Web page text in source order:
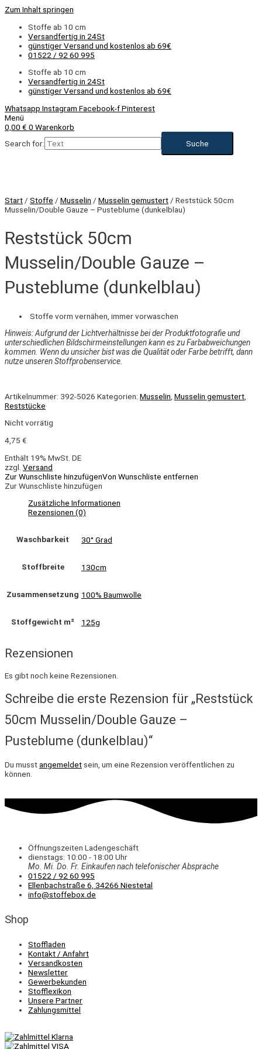
Zum Inhalt springen
Stoffe ab 10 cm
Versandfertig in 24St
günstiger Versand und kostenlos ab 69€
01522 / 92 60 995
Stoffe ab 10 cm
Versandfertig in 24St
günstiger Versand und kostenlos ab 69€
Whatsapp Instagram Facebook-fPinterest
Menü
0,00 € 0 Warenkorb
Search for:
Start / Stoffe / Musselin / Musselin gemustert / Reststück 50cm
Musselin/Double Gauze – Pusteblume (dunkelblau)
Reststück 50cm
Musselin/Double Gauze –
Pusteblume (dunkelblau)
Stoffe vorm vernähen, immer vorwaschen
Hinweis: Aufgrund der Lichtverhältnisse bei der Produktfotografie und
unterschiedlichen Bildschirmeinstellungen kann es zu Farbabweichungen
kommen. Wenn du unsicher bist was die Qualität oder Farbe betrifft, dann
nutze unseren Stoffprobenservice.
Artikelnummer: 392-5026 Kategorien: Musselin Musselin gemustert
Reststücke
Nicht vorrätig
4,75 €
Enthält 19% MwSt. DE
zzgl. Versand
Zur Wunschliste hinzufügenVon Wunschliste entfernen
Zur Wunschliste hinzufügen
Zusätzliche Informationen
Rezensionen (0)
Waschbarkeit 30° Grad
Stoffbreite 130cm
Zusammensetzung 100% Baumwolle
Stoffgewicht m² 125g
Rezensionen
Es gibt noch keine Rezensionen.
Schreibe die erste Rezension für „Reststück
50cm Musselin/Double Gauze –
Pusteblume (dunkelblau)“
Du musstangemeldet sein, um eine Rezension veröffentlichen zu
können.
Öffnungszeiten Ladengeschäft
dienstags: 10:00 - 18:00 Uhr
Mo. Mi. Do. Fr. Einkaufennach telefonischer Absprache
01522 / 92 60 995
Ellenbachstraße 6, 34266 Niestetal
info@stoffebox.de
Shop
Stoffladen
Kontakt / Anfahrt
Versandkosten
Newsletter
Gewerbekunden
Stofflexikon
Unsere Partner
Zahlungsmittel